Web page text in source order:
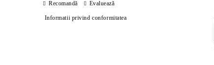
Recomandă Evaluează
Informatii privind conformitatea